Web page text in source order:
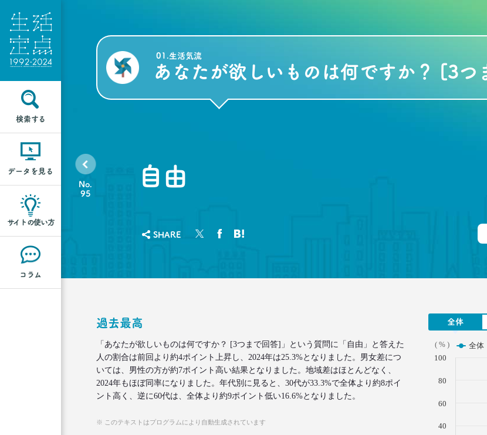
検索する
データを見る
サイトの使い方
コラム
01.生活気流
あなたが欲しいものは何ですか？ [3つ
自由
SHARE
No.
95
全体
( % ) 全体
40
60
80
100
過去最高
「あなたが欲しいものは何ですか？ [3つまで回答]」という質問に「自由」と答えた
人の割合は前回より約4ポイント上昇し、2024年は25.3%となりました。男女差につ
いては、男性の方が約7ポイント高い結果となりました。地域差はほとんどなく、
2024年もほぼ同率になりました。年代別に見ると、30代が33.3%で全体より約8ポイ
ント高く、逆に60代は、全体より約9ポイント低い16.6%となりました。
※ このテキストはプログラムにより自動生成されています